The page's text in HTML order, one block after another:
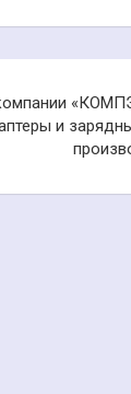
и